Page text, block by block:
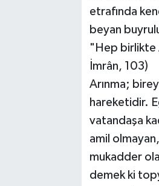
etrafında
beyan
"Hep birlikte
İmrân, 103)
Arınma;
hareketidir.
vatandaşa
amil
mukadder
demek ki